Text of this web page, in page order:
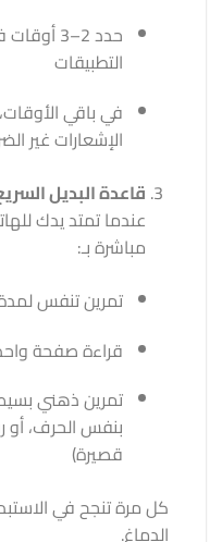
حدد 2–3
التطبيقات
في باقي
الإشعارات غير
قاعدة البديل
عندما تمتد يدك
مباشرة بـ:
تمرين تنفس لمدة 60
قراءة صفحة
قصيرة)
كل مرة تنجح في
الدماغ.